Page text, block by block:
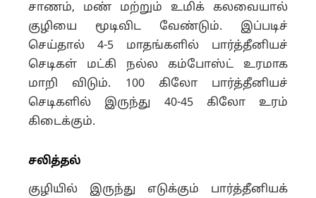
சாணம், மண் மற்றும் உமிக் கலவையால்
குழியை மூடிவிட வேண்டும். இப்படிச்
செய்தால் 4-5 மாதங்களில் பார்த்தீனியச்
செடிகள் மட்கி நல்ல கம்போஸ்ட் உரமாக
மாறி விடும். 100 கிலோ பார்த்தீனியச்
செடிகளில் இருந்து 40-45 கிலோ உரம்
கிடைக்கும்.
சலித்தல்
குழியில் இருந்து எடுக்கும் பார்த்தீனியக்